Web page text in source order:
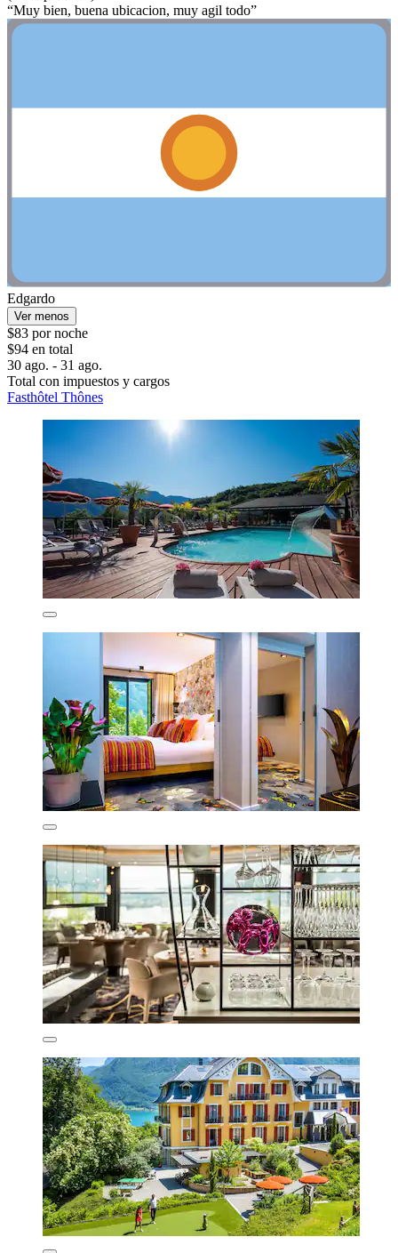
“Muy bien, buena ubicacion, muy agil todo”
Edgardo
Ver menos
$83 por noche
$94 en total
30 ago. - 31 ago.
Total con impuestos y cargos
Fasthôtel Thônes